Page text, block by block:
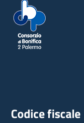
Codice fiscale